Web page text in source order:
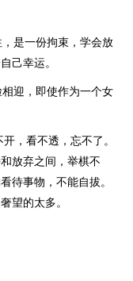
是一份拘束，学会放
己幸运。
迎，即使作为一个女
，看不透，忘不了。
放弃之间，举棋不
待事物，不能自拔。
望的太多。